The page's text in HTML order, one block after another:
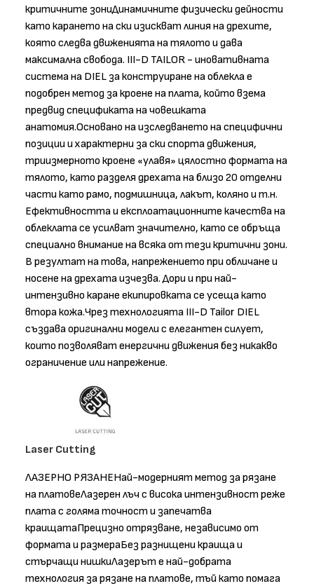
критичните зониДинамичните физически дейности
като карането на ски изискват линия на дрехите,
която следва движенията на тялото и дава
максимална свобода. III-D TAILOR - иновативната
система на DIEL за конструиране на облекла е
подобрен метод за кроене на плата, който взема
предвид спецификата на човешката
анатомия.Основано на изследването на специфични
позиции и характерни за ски спорта движения,
триизмерното кроене «улавя» цялостно формата на
тялото, като разделя дрехата на близо 20 отделни
части като рамо, подмишница, лакът, коляно и т.н.
Ефективността и експлоатационните качества на
облеклата се усилват значително, като се обръща
специално внимание на всяка от тези критични зони.
В резултат на това, напрежението при обличане и
носене на дрехата изчезва. Дори и при най-
интензивно каране екипировката се усеща като
втора кожа.Чрез технологията III-D Tailor DIEL
създава оригинални модели с елегантен силует,
които позволяват енергични движения без никакво
ограничение или напрежение.
Laser Cutting
ЛАЗЕРНО РЯЗАНЕНай-модерният метод за рязане
на платовеЛазерен лъч с висока интензивност реже
плата с голяма точност и запечатва
краищатаПрецизно отрязване, независимо от
формата и размераБез разнищени краища и
стърчащи нишкиЛазерът е най-добрата
технология за рязане на платове, тъй като помага